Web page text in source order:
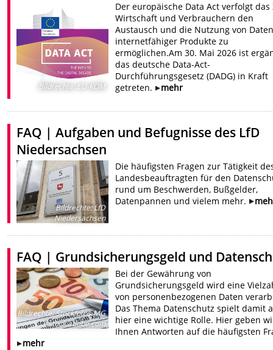
Bildrechte: EU-KOM
Der europäische Data Act verfolgt das
Wirtschaft und Verbrauchern den
Austausch und die Nutzung von
internetfähiger Produkte zu
ermöglichen.Am 30. Mai 2026 ist
das deutsche Data-Act-
Durchführungsgesetz (DADG) in Kraft
getreten.
mehr
FAQ | Aufgaben und Befugnisse des LfD
Niedersachsen
Bildrechte:LfD
Niedersachsen
Die häufigsten Fragen zur Tätigkeit
Landesbeauftragten für den
rund um Beschwerden, Bußgelder,
Datenpannen und vielem mehr.
FAQ | Grundsicherungsgeld und
Bildrechte:Stockfotos-MG
| stock.adobe.com
Bei der Gewährung von
Grundsicherungsgeld wird eine
von personenbezogenen Daten
Das Thema Datenschutz spielt damit
hier eine wichtige Rolle. Hier geben
Ihnen Antworten auf die häufigsten
mehr